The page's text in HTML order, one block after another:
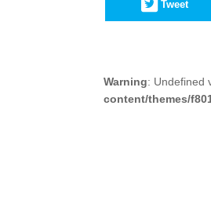
Tweet
Warning: Undefined
content/themes/